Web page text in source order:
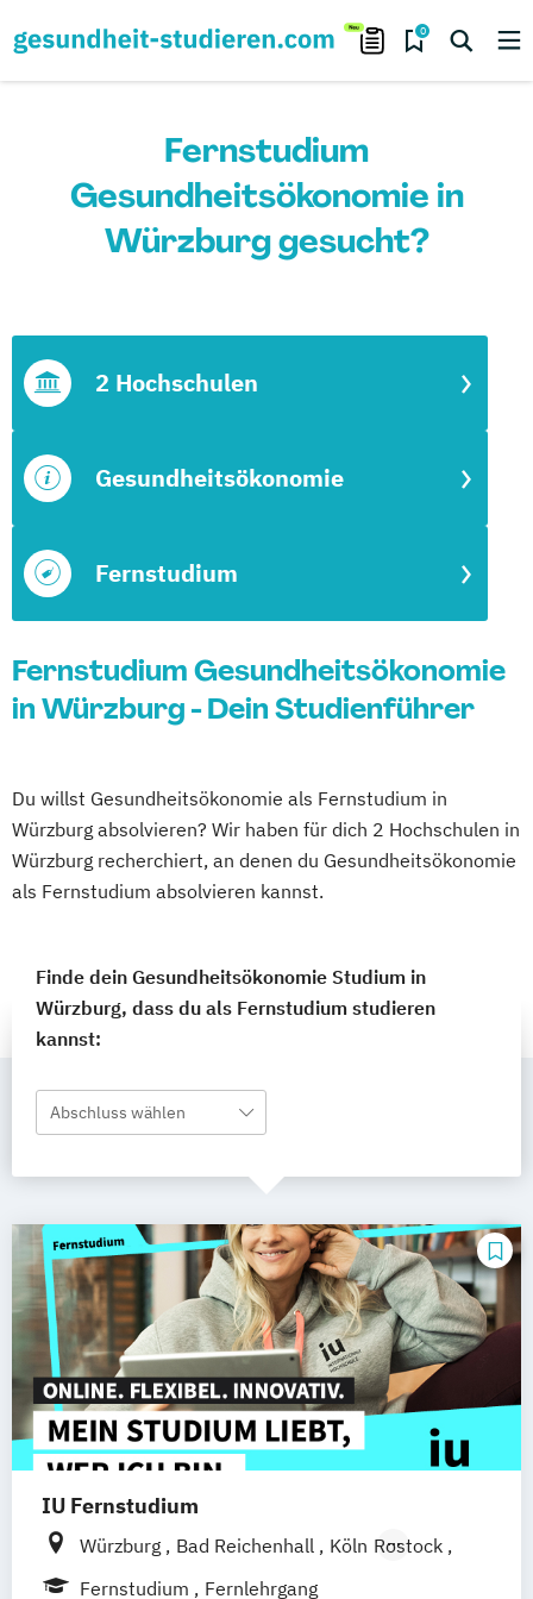
0
Fernstudium
Gesundheitsökonomie in
Würzburg gesucht?
Fernstudium
Gesundheitsökonomie
2 Hochschulen
Fernstudium Gesundheitsökonomie
in Würzburg - Dein Studienführer
Du willst Gesundheitsökonomie als Fernstudium in
Würzburg absolvieren? Wir haben für dich 2 Hochschulen in
Würzburg recherchiert, an denen du Gesundheitsökonomie
als Fernstudium absolvieren kannst.
Finde dein Gesundheitsökonomie Studium in
Würzburg, dass du als Fernstudium studieren
kannst:
Abschluss wählen
IU Fernstudium
Würzburg Bad Reichenhall Köln Rostock
Freiburg
Frankfurt am Main
Fernstudium
Fernlehrgang